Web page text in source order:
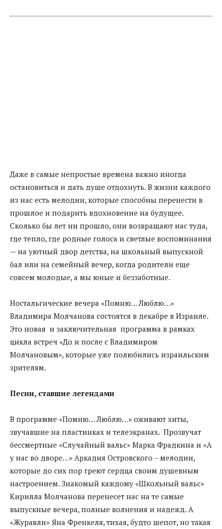
Даже в самые непростые времена важно иногда
остановиться и дать душе отдохнуть. В жизни каждого
из нас есть мелодии, которые способны перенести в
прошлое и подарить вдохновение на будущее.
Сколько бы лет ни прошло, они возвращают нас туда,
где тепло, где родные голоса и светлые воспоминания
— на уютный двор детства, на школьный выпускной
бал или на семейный вечер, когда родители еще
совсем молодые, а мы юные и беззаботные.
Ностальгические вечера «Помню… Люблю…»
Владимира Молчанова состоятся в декабре в Израиле.
Это новая и заключительная программа в рамках
цикла встреч «До и после с Владимиром
Молчановым», которые уже полюбились израильским
зрителям.
Песни, ставшие легендами
В программе «Помню… Люблю…» оживают хиты,
звучавшие на пластинках и телеэкранах. Прозвучат
бессмертные «Случайный вальс» Марка Фрадкина и «А
у нас во дворе…» Аркадия Островского – мелодии,
которые до сих пор греют сердца своим душевным
настроением. Знакомый каждому «Школьный вальс»
Кирилла Молчанова перенесет нас на те самые
выпускные вечера, полные волнения и надежд. А
«Журавли» Яна Френкеля, тихая, будто шепот, но такая